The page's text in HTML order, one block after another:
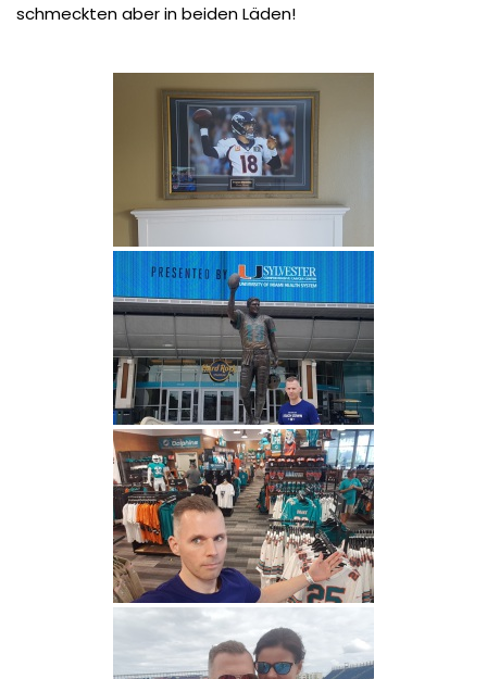
schmeckten aber in beiden Läden!